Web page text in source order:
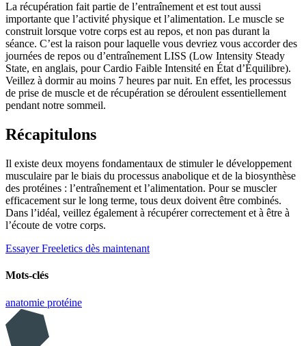
La récupération fait partie de l’entraînement et est tout aussi
importante que l’activité physique et l’alimentation. Le muscle se
construit lorsque votre corps est au repos, et non pas durant la
séance. C’est la raison pour laquelle vous devriez vous accorder des
journées de repos ou d’entraînement LISS (Low Intensity Steady
State, en anglais, pour Cardio Faible Intensité en État d’Équilibre).
Veillez à dormir au moins 7 heures par nuit. En effet, les processus
de prise de muscle et de récupération se déroulent essentiellement
pendant notre sommeil.
Récapitulons
Il existe deux moyens fondamentaux de stimuler le développement
musculaire par le biais du processus anabolique et de la biosynthèse
des protéines : l’entraînement et l’alimentation. Pour se muscler
efficacement sur le long terme, tous deux doivent être combinés.
Dans l’idéal, veillez également à récupérer correctement et à être à
l’écoute de votre corps.
Essayer Freeletics dès maintenant
Mots-clés
anatomie protéine